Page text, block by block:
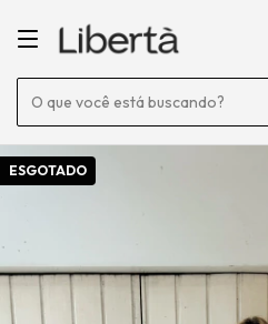
ESGOTADO